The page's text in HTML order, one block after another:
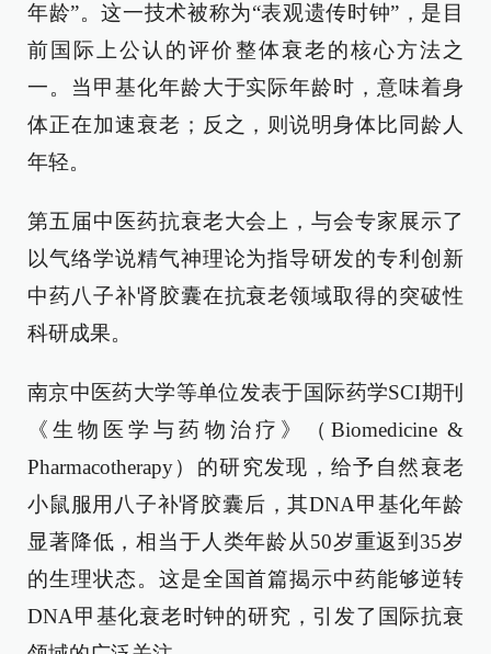
年龄”。这一技术被称为“表观遗传时钟”，是目
前国际上公认的评价整体衰老的核心方法之
一。当甲基化年龄大于实际年龄时，意味着身
体正在加速衰老；反之，则说明身体比同龄人
年轻。
第五届中医药抗衰老大会上，与会专家展示了
以气络学说精气神理论为指导研发的专利创新
中药八子补肾胶囊在抗衰老领域取得的突破性
科研成果。
南京中医药大学等单位发表于国际药学SCI期刊
《生物医学与药物治疗》（Biomedicine &
Pharmacotherapy）的研究发现，给予自然衰老
小鼠服用八子补肾胶囊后，其DNA甲基化年龄
显著降低，相当于人类年龄从50岁重返到35岁
的生理状态。这是全国首篇揭示中药能够逆转
DNA甲基化衰老时钟的研究，引发了国际抗衰